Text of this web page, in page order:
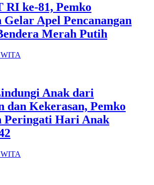
RI ke-81, Pemko
Apel Pencanangan
Merah Putih
WITA
Anak dari
dan Kekerasan, Pemko
Peringati Hari Anak
WITA